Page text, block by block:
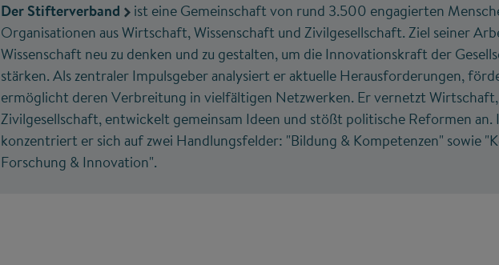
Der Stifterverband
ist eine Gemeinschaft von rund 3.500 engagierten
Organisationen aus Wirtschaft, Wissenschaft und Zivilgesellschaft. Ziel seiner
Wissenschaft neu zu denken und zu gestalten, um die Innovationskraft der
stärken. Als zentraler Impulsgeber analysiert er aktuelle Herausforderungen,
ermöglicht deren Verbreitung in vielfältigen Netzwerken. Er vernetzt Wirtschaft,
Zivilgesellschaft, entwickelt gemeinsam Ideen und stößt politische Reformen an.
konzentriert er sich auf zwei Handlungsfelder: "Bildung & Kompetenzen" sowie
Forschung & Innovation".